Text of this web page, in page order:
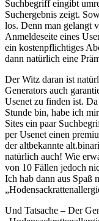
Suchbegriff eingibt
Suchergebnis zeigt.
los. Denn man gelangt
Anmeldeseite eines
ein kostenpflichtiges
dann natürlich eine
Der Witz daran ist
Generators auch
Usenet zu finden ist.
Stunde bin, habe ich
Sites ein paar
per Usenet einen
der altbekannte
natürlich auch! Wie
von 10 Fällen jedoch
Ich hab dann aus Spaß
Und Tatsache – Der